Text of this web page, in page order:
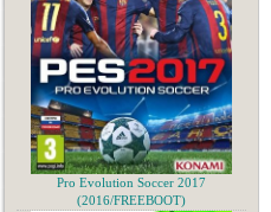
Pro Evolution Soccer 2017
(2016/FREEBOOT)